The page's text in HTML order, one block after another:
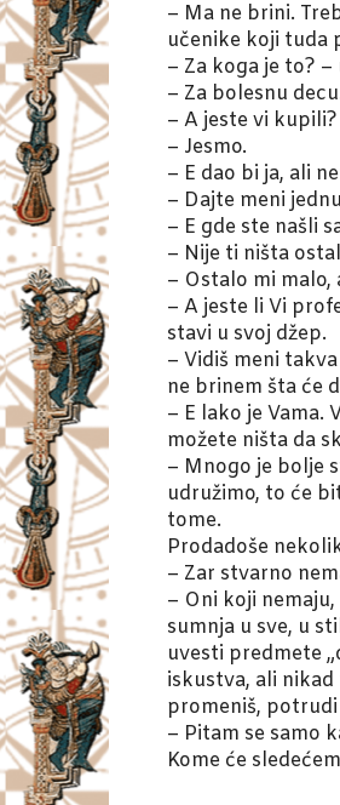
– Ma ne brini.
učenike koji tuda
– Za koga je to?
– Za bolesnu
– A jeste vi
– Jesmo.
– E dao bi ja, ali
– Dajte meni
– E gde ste našli
– Nije ti ništa
– Ostalo mi malo,
– A jeste li Vi
stavi u svoj džep.
– Vidiš meni
ne brinem šta će
– E lako je Vama.
možete ništa da
– Mnogo je bolje
udružimo, to će
tome.
Prodadoše
– Zar stvarno
– Oni koji
sumnja u sve, u
uvesti predmete
iskustva, ali
promeniš,
– Pitam se samo
Kome će